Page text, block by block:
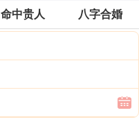
命中贵人 八字合婚